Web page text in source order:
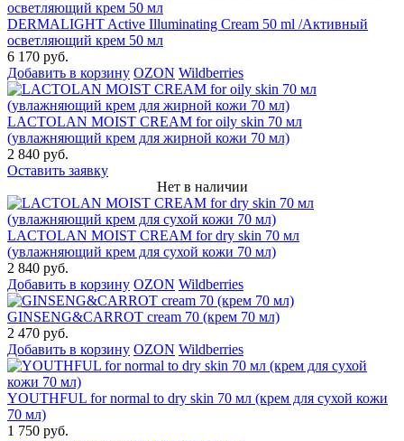
DERMALIGHT Active Illuminating Cream 50 ml /Активный
осветляющий крем 50 мл
6 170 руб.
Добавить в корзину OZON Wildberries
LACTOLAN MOIST CREAM for oily skin 70 мл
(увлажняющий крем для жирной кожи 70 мл)
2 840 руб.
Оставить заявку
Нет в наличии
LACTOLAN MOIST CREAM for dry skin 70 мл
(увлажняющий крем для сухой кожи 70 мл)
2 840 руб.
Добавить в корзину OZON Wildberries
GINSENG&CARROT cream 70 (крем 70 мл)
2 470 руб.
Добавить в корзину OZON Wildberries
YOUTHFUL for normal to dry skin 70 мл (крем для сухой кожи
70 мл)
1 750 руб.